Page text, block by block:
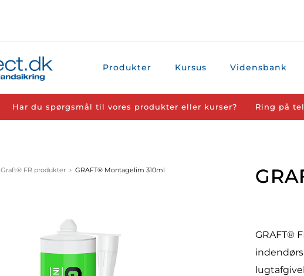
Produkter Kursus Vidensbank
Har du spørgsmål til vores produkter eller kurser? Ring på
Graft® FR produkter GRAFT® Montagelim 310ml
GRAFT®